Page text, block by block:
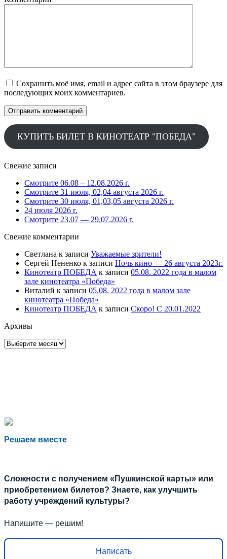
Сохранить моё имя, email и адрес сайта в этом браузере для
последующих моих комментариев.
КУПИТЬ БИЛЕТ В КИНОТЕАТР "ПОБЕДА"
Свежие записи
Смотрите 06.08 – 12.08.2026 г.
Смотрите 31 июля, 02,04 августа 2026 г.
Смотрите 30 июля, 01,03,05 августа 2026 г.
24 июля 2026 г.
Смотрите 23.07 — 29.07.2026 г.
Свежие комментарии
Светлана к записи Уважаемые зрители!
Сергей Нененко к записи Ночь кино — 26 августа 2023г.
Кинотеатр ПОБЕДА к записи 05.08. 2022 года в малом
зале кинотеатра «Победа»
Виталий к записи 05.08. 2022 года в малом зале
кинотеатра «Победа»
Кинотеатр ПОБЕДА к записи Скоро! С 20.01.2022
Архивы
Архивы
Решаем вместе
Сложности с получением «Пушкинской карты» или
приобретением билетов? Знаете, как улучшить
работу учреждений культуры?
Напишите — решим!
Написать